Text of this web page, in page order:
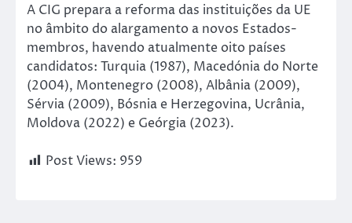
A CIG prepara a reforma das instituições da UE
no âmbito do alargamento a novos Estados-
membros, havendo atualmente oito países
candidatos: Turquia (1987), Macedónia do Norte
(2004), Montenegro (2008), Albânia (2009),
Sérvia (2009), Bósnia e Herzegovina, Ucrânia,
Moldova (2022) e Geórgia (2023).
Post Views: 959